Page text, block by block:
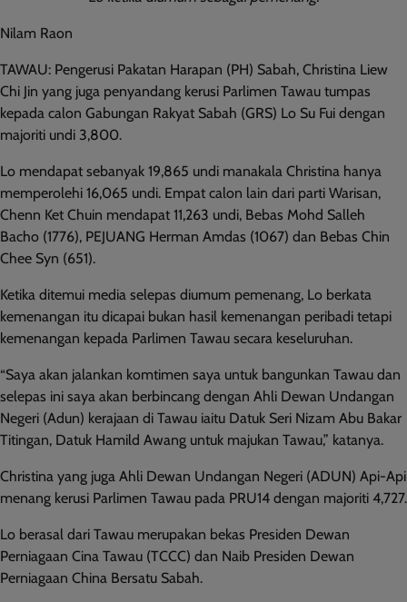
Nilam Raon
TAWAU: Pengerusi Pakatan Harapan (PH) Sabah, Christina Liew
Chi Jin yang juga penyandang kerusi Parlimen Tawau tumpas
kepada calon Gabungan Rakyat Sabah (GRS) Lo Su Fui dengan
majoriti undi 3,800.
Lo mendapat sebanyak 19,865 undi manakala Christina hanya
memperolehi 16,065 undi. Empat calon lain dari parti Warisan,
Chenn Ket Chuin mendapat 11,263 undi, Bebas Mohd Salleh
Bacho (1776), PEJUANG Herman Amdas (1067) dan Bebas Chin
Chee Syn (651).
Ketika ditemui media selepas diumum pemenang, Lo berkata
kemenangan itu dicapai bukan hasil kemenangan peribadi tetapi
kemenangan kepada Parlimen Tawau secara keseluruhan.
“Saya akan jalankan komtimen saya untuk bangunkan Tawau dan
selepas ini saya akan berbincang dengan Ahli Dewan Undangan
Negeri (Adun) kerajaan di Tawau iaitu Datuk Seri Nizam Abu Bakar
Titingan, Datuk Hamild Awang untuk majukan Tawau,” katanya.
Christina yang juga Ahli Dewan Undangan Negeri (ADUN) Api-Api
menang kerusi Parlimen Tawau pada PRU14 dengan majoriti 4,727.
Lo berasal dari Tawau merupakan bekas Presiden Dewan
Perniagaan Cina Tawau (TCCC) dan Naib Presiden Dewan
Perniagaan China Bersatu Sabah.